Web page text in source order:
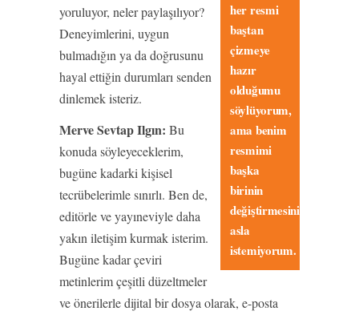
her resmi
baştan
çizmeye
hazır
olduğumu
söylüyorum,
ama benim
resmimi
başka
birinin
değiştirmesini
asla
istemiyorum.
yoruluyor, neler paylaşılıyor?
Deneyimlerini, uygun
bulmadığın ya da doğrusunu
hayal ettiğin durumları senden
dinlemek isteriz.
Merve Sevtap Ilgın: Bu
konuda söyleyeceklerim,
bugüne kadarki kişisel
tecrübelerimle sınırlı. Ben de,
editörle ve yayıneviyle daha
yakın iletişim kurmak isterim.
Bugüne kadar çeviri
metinlerim çeşitli düzeltmeler
ve önerilerle dijital bir dosya olarak, e-posta